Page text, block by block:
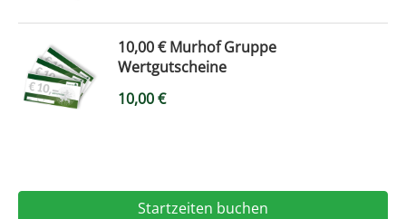
10,00 € Murhof Gruppe
Wertgutscheine
10,00€
Startzeiten buchen